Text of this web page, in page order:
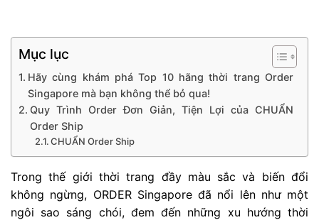
Mục lục
Hãy cùng khám phá Top 10 hãng thời trang Order
Singapore mà bạn không thể bỏ qua!
Quy Trình Order Đơn Giản, Tiện Lợi của CHUẨN
Order Ship
CHUẨN Order Ship
Trong thế giới thời trang đầy màu sắc và biến đổi
không ngừng, ORDER Singapore đã nổi lên như một
ngôi sao sáng chói, đem đến những xu hướng thời